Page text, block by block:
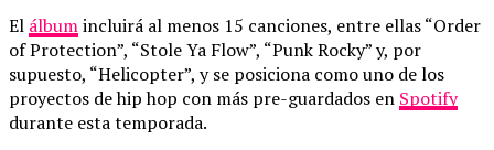
El álbumincluirá al menos 15 canciones, entre ellas “Order
of Protection”, “Stole Ya Flow”, “Punk Rocky” y, por
supuesto, “Helicopter”, y se posiciona como uno de los
proyectos de hip hop con más pre-guardados en Spotify
durante esta temporada.